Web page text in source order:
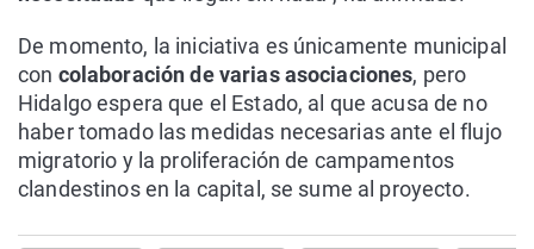
De momento, la iniciativa es únicamente municipal
con colaboración de varias asociaciones, pero
Hidalgo espera que el Estado, al que acusa de no
haber tomado las medidas necesarias ante el flujo
migratorio y la proliferación de campamentos
clandestinos en la capital, se sume al proyecto.